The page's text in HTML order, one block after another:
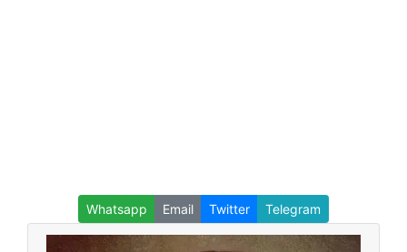
Whatsapp Email Twitter Telegram